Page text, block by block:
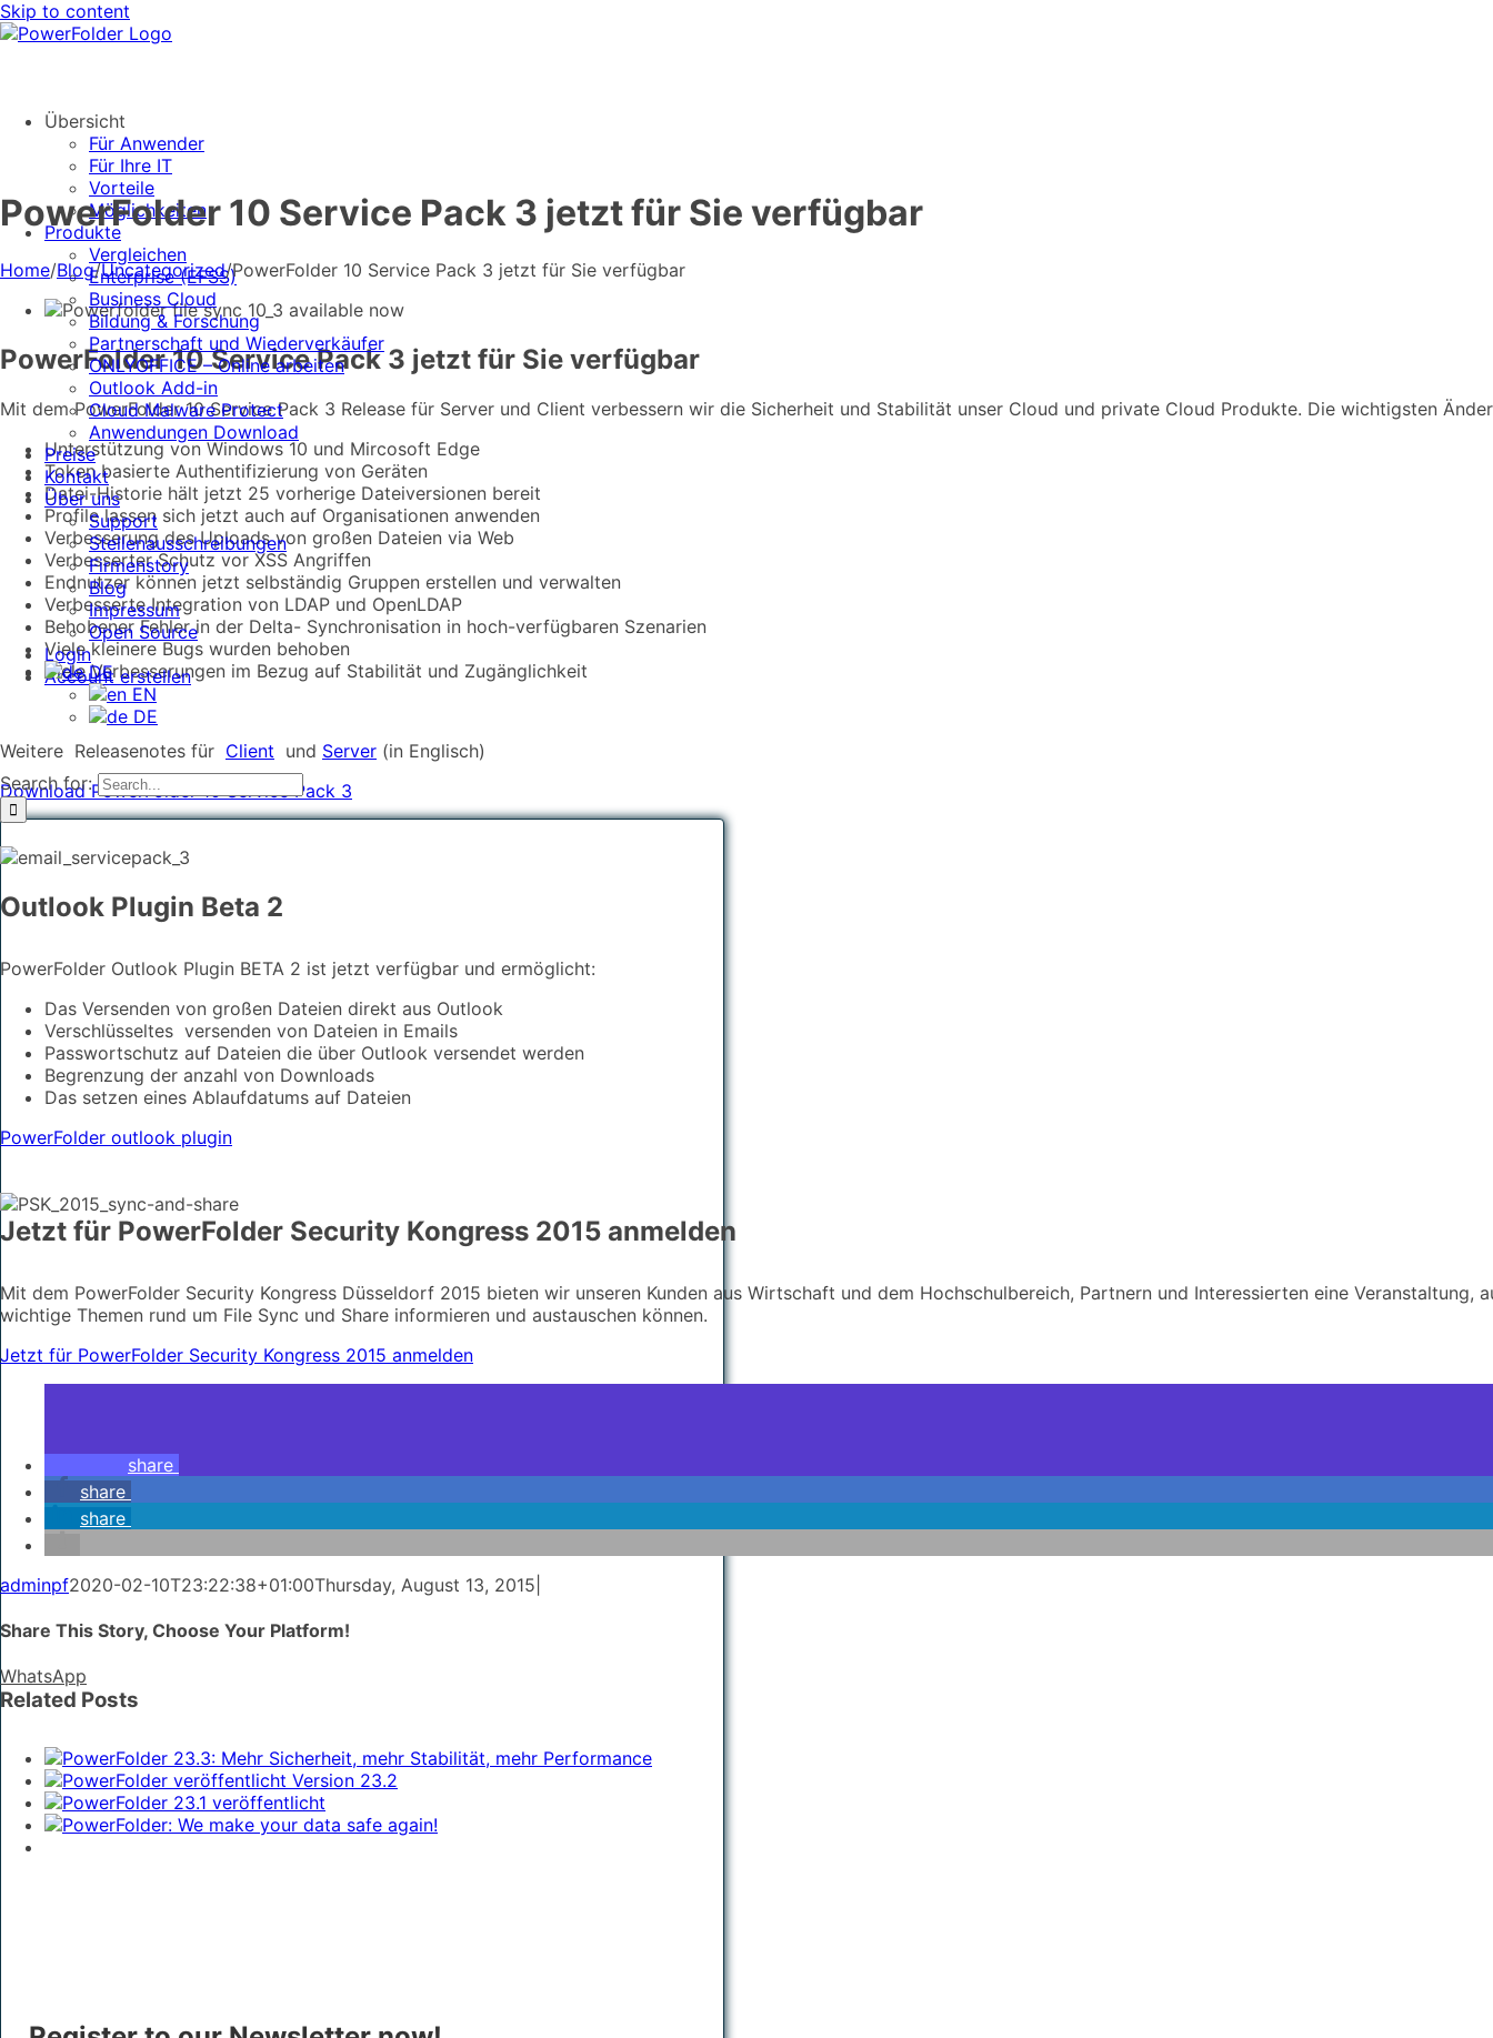
Skip to content
Übersicht
Für Anwender
Für Ihre IT
Vorteile
Möglichkeiten
Produkte
Vergleichen
Enterprise (EFSS)
Business Cloud
Bildung & Forschung
Partnerschaft und Wiederverkäufer
ONLYOFFICE – Online arbeiten
Outlook Add-in
Cloud Malware Protect
Anwendungen Download
Preise
Kontakt
Über uns
Support
Stellenausschreibungen
Firmenstory
Blog
Impressum
Open Source
Login
Account erstellen
DE
EN
DE
Search for:
PowerFolder 10 Service Pack 3 jetzt für Sie verfügbar
Home/Blog/Uncategorized/PowerFolder 10 Service Pack 3 jetzt für Sie verfügbar
PowerFolder 10 Service Pack 3 jetzt für Sie verfügbar
Mit dem PowerFolder 10 Service Pack 3 Release für Server und Client verbessern wir die Sicherheit und Stabilität unser Cloud und private Cloud Produkte. Die wichtigsten
Unterstützung von Windows 10 und Mircosoft Edge
Token basierte Authentifizierung von Geräten
Datei-Historie hält jetzt 25 vorherige Dateiversionen bereit
Profile lassen sich jetzt auch auf Organisationen anwenden
Verbesserung des Uploads von großen Dateien via Web
Verbesserter Schutz vor XSS Angriffen
Endnutzer können jetzt selbständig Gruppen erstellen und verwalten
Verbesserte Integration von LDAP und OpenLDAP
Behobener Fehler in der Delta- Synchronisation in hoch-verfügbaren Szenarien
Viele kleinere Bugs wurden behoben
Viele Verbesserungen im Bezug auf Stabilität und Zugänglichkeit
Weitere Releasenotes für Client und Server (in Englisch)
Download PowerFolder 10 Service Pack 3
Outlook Plugin Beta 2
PowerFolder Outlook Plugin BETA 2 ist jetzt verfügbar und ermöglicht:
Das Versenden von großen Dateien direkt aus Outlook
Verschlüsseltes versenden von Dateien in Emails
Passwortschutz auf Dateien die über Outlook versendet werden
Begrenzung der anzahl von Downloads
Das setzen eines Ablaufdatums auf Dateien
PowerFolder outlook plugin
Jetzt für PowerFolder Security Kongress 2015 anmelden
Mit dem PowerFolder Security Kongress Düsseldorf 2015 bieten wir unseren Kunden aus Wirtschaft und dem Hochschulbereich, Partnern und Interessierten eine Veranstaltung,
wichtige Themen rund um File Sync und Share informieren und austauschen können.
Jetzt für PowerFolder Security Kongress 2015 anmelden
share
share
share
adminpf2020-02-10T23:22:38+01:00Thursday, August 13, 2015
Share This Story, Choose Your Platform!
WhatsApp
Related Posts